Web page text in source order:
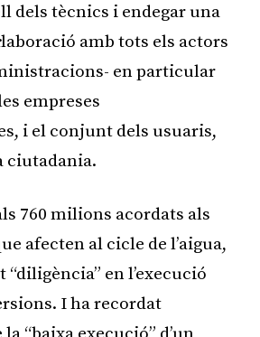
dels tècnics i endegar una
amb tots els actors
en particular
empreses
i el conjunt dels usuaris,
ciutadania.
760 milions acordats als
afecten al cicle de l’aigua,
en l’execució
I ha recordat